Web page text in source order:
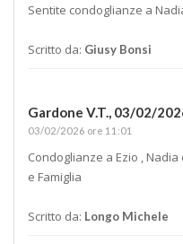
Sentite condoglianze a
Scritto da: Giusy Bonsi
Gardone V.T., 03/02/
03/02/2026 ore 11:01
Condoglianze a Ezio ,
e Famiglia
Scritto da: Longo Michele